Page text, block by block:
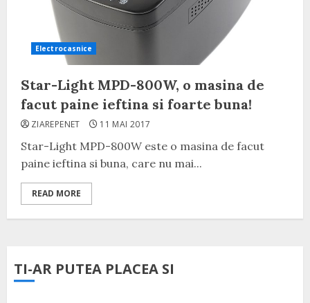
Electrocasnice
Star-Light MPD-800W, o masina de
facut paine ieftina si foarte buna!
ZIAREPENET 11 MAI 2017
Star-Light MPD-800W este o masina de facut
paine ieftina si buna, care nu mai...
READ MORE
TI-AR PUTEA PLACEA SI